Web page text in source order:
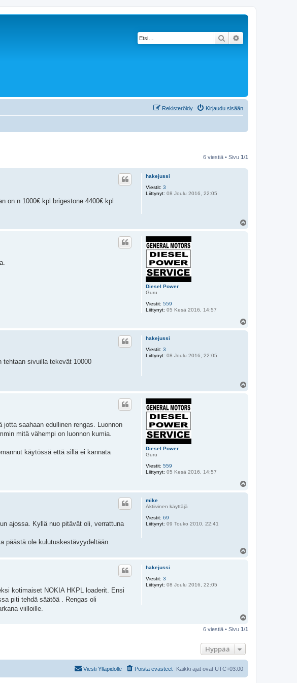
Etsi
Kirjaudu sisään
Rekisteröidy
6 viestiä • Sivu 1/1
hakejussi
Viestit: 3
Liittynyt: 08 Joulu 2016, 22:05
on n 1000€ kpl brigestone 4400€ kpl
Diesel Power
Guru
Viestit: 559
Liittynyt: 05 Kesä 2016, 14:57
hakejussi
Viestit: 3
Liittynyt: 08 Joulu 2016, 22:05
tehtaan sivuilla tekevät 10000
Diesel Power
Guru
Viestit: 559
Liittynyt: 05 Kesä 2016, 14:57
saahaan edullinen rengas. Luonnon
mitä vähempi on luonnon kumia.
käytössä että sillä ei kannata
mike
Aktiivinen käyttäjä
Viestit: 69
Liittynyt: 09 Touko 2010, 22:41
ajossa. Kyllä nuo pitävät oli, verrattuna
päästä ole kulutuskestävyydeltään.
hakejussi
Viestit: 3
Liittynyt: 08 Joulu 2016, 22:05
kotimaiset NOKIA HKPL loaderit. Ensi
piti tehdä säätöä . Rengas oli
viilloille.
ö
6 viestiä • Sivu 1/1
Hyppää
Kaikki ajat ovat UTC+03:00
Poista evästeet
Viesti Ylläpidolle